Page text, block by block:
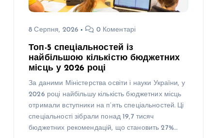
8 Серпня, 2026 0 Коментарі
Топ-5 спеціальностей із
найбільшою кількістю бюджетних
місць у 2026 році
За даними Міністерства освіти і науки України, у
2026 році найбільшу кількість бюджетних місць
отримали вступники на п’ять спеціальностей. Ці
спеціальності зібрали понад 19,7 тисяч
бюджетних рекомендацій, що становить 27%…